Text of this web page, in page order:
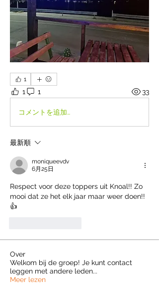
1
1 1 33
コメントを追加…
最新順
moniqueevdv
6月25日
Respect voor deze toppers uit Knoal!! Zo
mooi dat ze het elk jaar maar weer doen!!
👍
Over
Welkom bij de groep! Je kunt contact
leggen met andere leden...
Meer lezen